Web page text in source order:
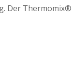
Der